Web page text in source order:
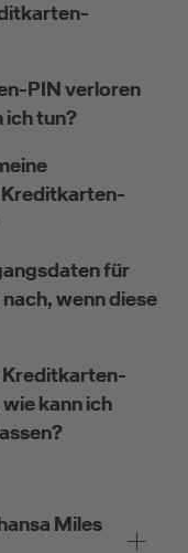
PIN verloren
ich tun?
Kreditkarten-
für
wenn diese
Kreditkarten-
kann ich
Miles
GbR),